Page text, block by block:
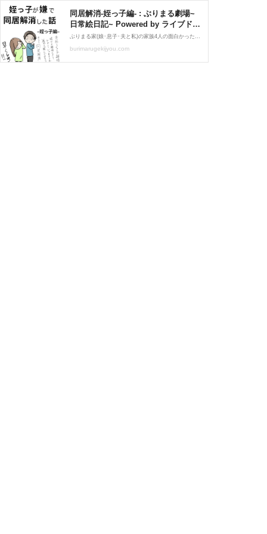
同居解消-姪っ子編- : ぶりまる劇場~
日常絵日記~ Powered by ライブドア
ブログ
ぶりまる家(娘･息子･夫と私)の家族4人の面白かった事等を描いていますー！！ Amazonアソシエイト・プログラムに参加中
burimarugekijyou.com